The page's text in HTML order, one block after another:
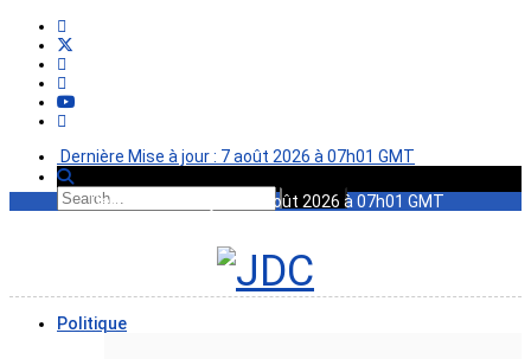
Dernière Mise à jour : 7 août 2026 à 07h01 GMT
Dernière Mise à jour : 7 août 2026 à 07h01 GMT
Politique